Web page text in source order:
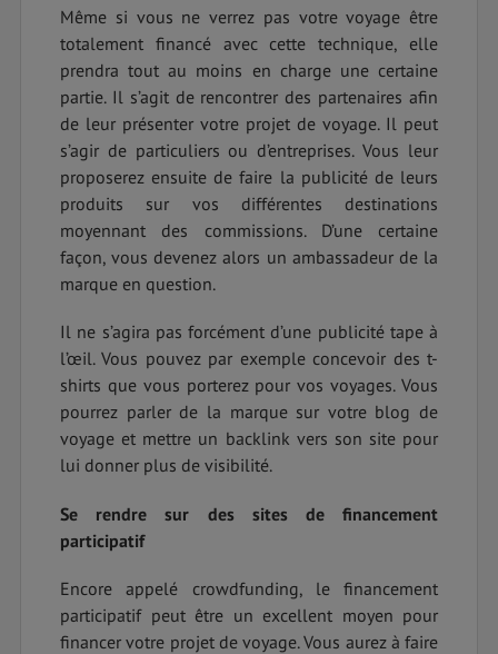
Même si vous ne verrez pas votre voyage être
totalement financé avec cette technique, elle
prendra tout au moins en charge une certaine
partie. Il s’agit de rencontrer des partenaires afin
de leur présenter votre projet de voyage. Il peut
s’agir de particuliers ou d’entreprises. Vous leur
proposerez ensuite de faire la publicité de leurs
produits sur vos différentes destinations
moyennant des commissions. D’une certaine
façon, vous devenez alors un ambassadeur de la
marque en question.
Il ne s’agira pas forcément d’une publicité tape à
l’œil. Vous pouvez par exemple concevoir des t-
shirts que vous porterez pour vos voyages. Vous
pourrez parler de la marque sur votre blog de
voyage et mettre un backlink vers son site pour
lui donner plus de visibilité.
Se rendre sur des sites de financement
participatif
Encore appelé crowdfunding, le financement
participatif peut être un excellent moyen pour
financer votre projet de voyage. Vous aurez à faire